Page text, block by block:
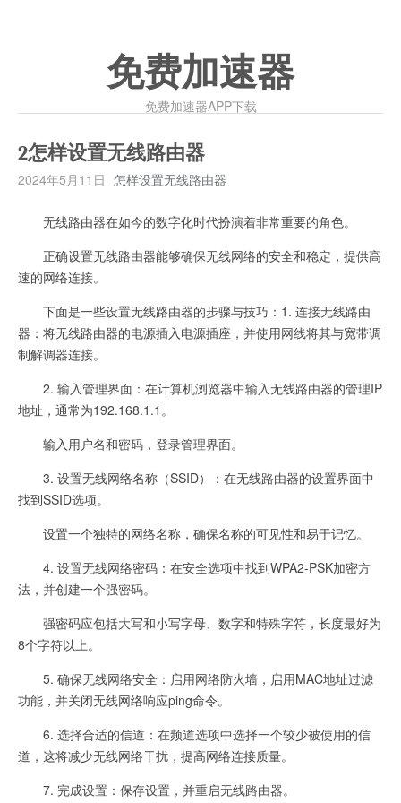
免费加速器
免费加速器APP下载
2怎样设置无线路由器
2024年5月11日 怎样设置无线路由器
无线路由器在如今的数字化时代扮演着非常重要的角色。
正确设置无线路由器能够确保无线网络的安全和稳定，提供高
速的网络连接。
下面是一些设置无线路由器的步骤与技巧：1. 连接无线路由
器：将无线路由器的电源插入电源插座，并使用网线将其与宽带调
制解调器连接。
2. 输入管理界面：在计算机浏览器中输入无线路由器的管理IP
地址，通常为192.168.1.1。
输入用户名和密码，登录管理界面。
3. 设置无线网络名称（SSID）：在无线路由器的设置界面中
找到SSID选项。
设置一个独特的网络名称，确保名称的可见性和易于记忆。
4. 设置无线网络密码：在安全选项中找到WPA2-PSK加密方
法，并创建一个强密码。
强密码应包括大写和小写字母、数字和特殊字符，长度最好为
8个字符以上。
5. 确保无线网络安全：启用网络防火墙，启用MAC地址过滤
功能，并关闭无线网络响应ping命令。
6. 选择合适的信道：在频道选项中选择一个较少被使用的信
道，这将减少无线网络干扰，提高网络连接质量。
7. 完成设置：保存设置，并重启无线路由器。